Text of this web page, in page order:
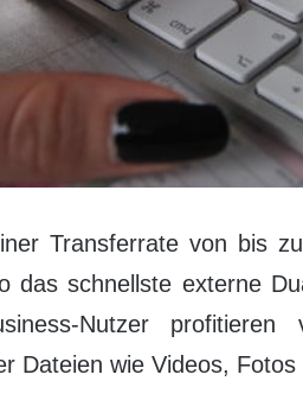
Transferrate von bis
das schnellste externe
Nutzer
Dateien wie Videos, Fotos